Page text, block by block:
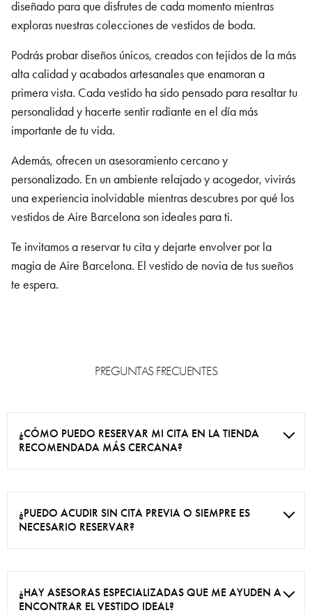
diseñado para que disfrutes de cada momento mientras
exploras nuestras colecciones de vestidos de boda.
Podrás probar diseños únicos, creados con tejidos de la más
alta calidad y acabados artesanales que enamoran a
primera vista. Cada vestido ha sido pensado para resaltar tu
personalidad y hacerte sentir radiante en el día más
importante de tu vida.
Además, ofrecen un asesoramiento cercano y
personalizado. En un ambiente relajado y acogedor, vivirás
una experiencia inolvidable mientras descubres por qué los
vestidos de Aire Barcelona son ideales para ti.
Te invitamos a reservar tu cita y dejarte envolver por la
magia de Aire Barcelona. El vestido de novia de tus sueños
te espera.
PREGUNTAS FRECUENTES
¿CÓMO PUEDO RESERVAR MI CITA EN LA TIENDA
RECOMENDADA MÁS CERCANA?
¿PUEDO ACUDIR SIN CITA PREVIA O SIEMPRE ES
NECESARIO RESERVAR?
¿HAY ASESORAS ESPECIALIZADAS QUE ME AYUDEN A
ENCONTRAR EL VESTIDO IDEAL?